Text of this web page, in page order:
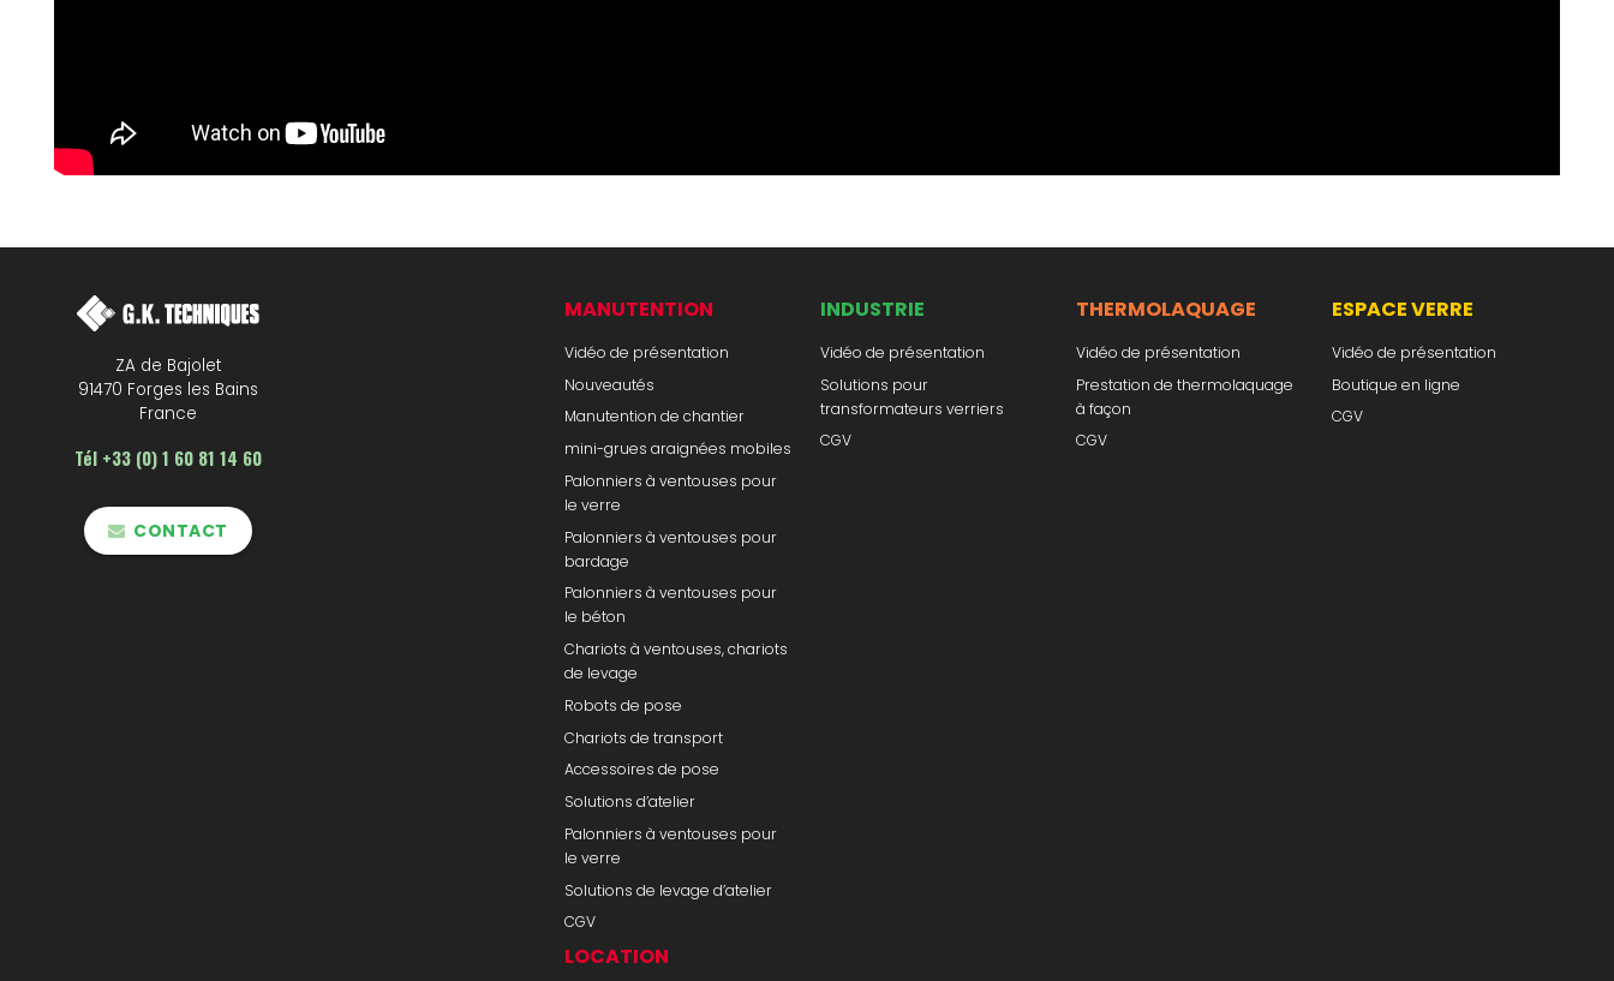
ZA de Bajolet
91470 Forges les Bains
France
Tél +33 (0) 1 60 81 14 60
CONTACT
MANUTENTION
Vidéo de présentation
Nouveautés
Manutention de chantier
mini-grues araignées mobiles
Palonniers à ventouses pour
le verre
Palonniers à ventouses pour
bardage
Palonniers à ventouses pour
le béton
Chariots à ventouses, chariots
de levage
Robots de pose
Chariots de transport
Accessoires de pose
Solutions d’atelier
Palonniers à ventouses pour
le verre
Solutions de levage d’atelier
CGV
LOCATION
INDUSTRIE
Vidéo de présentation
Solutions pour
transformateurs verriers
CGV
THERMOLAQUAGE
Vidéo de présentation
Prestation de thermolaquage
à façon
CGV
ESPACE VERRE
Vidéo de présentation
Boutique en ligne
CGV